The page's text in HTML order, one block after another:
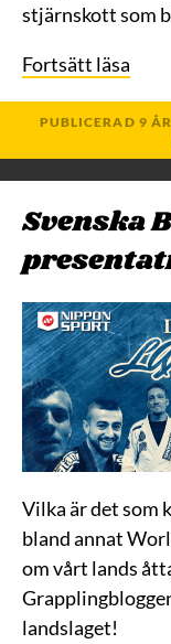
stjärnskott som
Fortsätt läsa
PUBLICERAD 9 ÅR
Svenska
Vilka är det som
bland annat
om vårt lands
landslaget!